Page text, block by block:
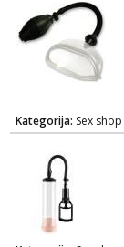
Kategorija: Sex shop